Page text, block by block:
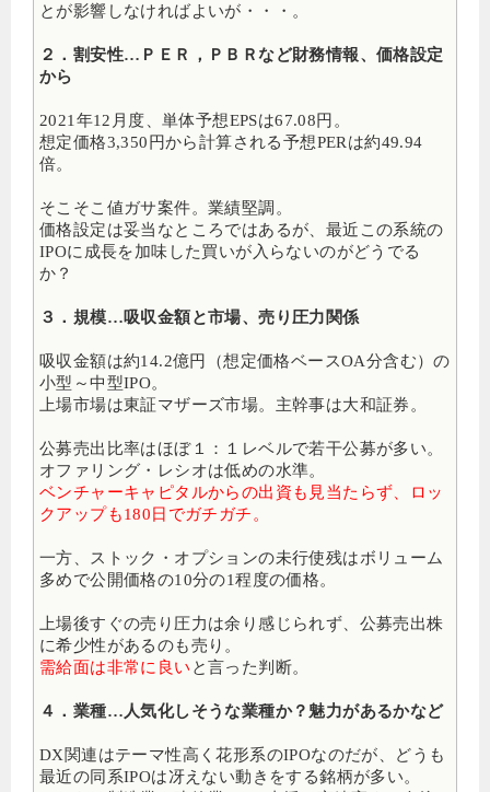
とが影響しなければよいが・・・。
２．割安性…ＰＥＲ，ＰＢＲなど財務情報、価格設定
から
2021年12月度、単体予想EPSは67.08円。
想定価格3,350円から計算される予想PERは約49.94
倍。
そこそこ値ガサ案件。業績堅調。
価格設定は妥当なところではあるが、最近この系統の
IPOに成長を加味した買いが入らないのがどうでる
か？
３．規模…吸収金額と市場、売り圧力関係
吸収金額は約14.2億円（想定価格ベースOA分含む）の
小型～中型IPO。
上場市場は東証マザーズ市場。主幹事は大和証券。
公募売出比率はほぼ１：１レベルで若干公募が多い。
オファリング・レシオは低めの水準。
ベンチャーキャピタルからの出資も見当たらず、ロッ
クアップも180日でガチガチ。
一方、ストック・オプションの未行使残はボリューム
多めで公開価格の10分の1程度の価格。
上場後すぐの売り圧力は余り感じられず、公募売出株
に希少性があるのも売り。
需給面は非常に良い と言った判断。
４．業種…人気化しそうな業種か？魅力があるかなど
DX関連はテーマ性高く花形系のIPOなのだが、どうも
最近の同系IPOは冴えない動きをする銘柄が多い。